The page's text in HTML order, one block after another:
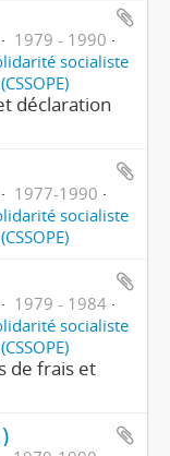
1979 - 1990
socialiste
déclaration
1977-1990
socialiste
1979 - 1984
socialiste
de frais et